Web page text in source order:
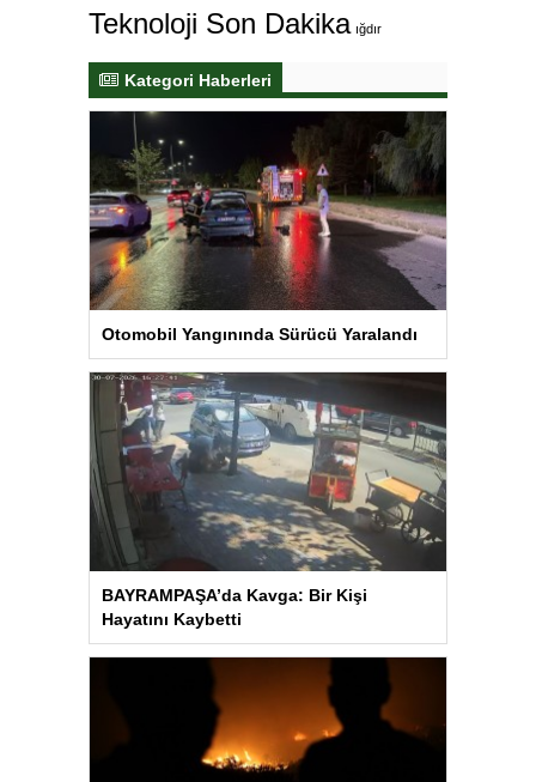
Teknoloji Son Dakika ığdır
Kategori Haberleri
Otomobil Yangınında Sürücü Yaralandı
BAYRAMPAŞA’da Kavga: Bir Kişi
Hayatını Kaybetti